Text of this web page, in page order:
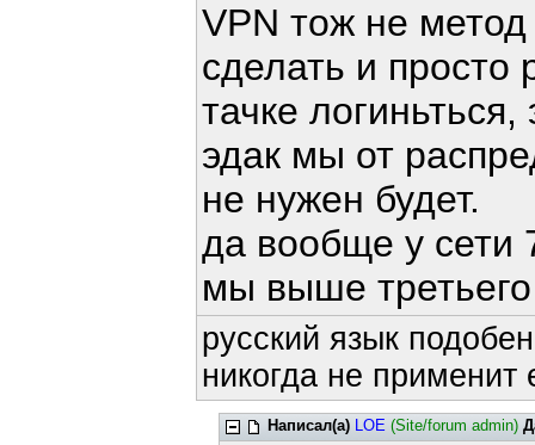
VPN тож не
сделать и
тачке логиньться,
эдак мы от
не нужен будет.
да вообще у сети
мы выше
русский язык
никогда не применит
Написал(а) LOE (Site/forum admin)